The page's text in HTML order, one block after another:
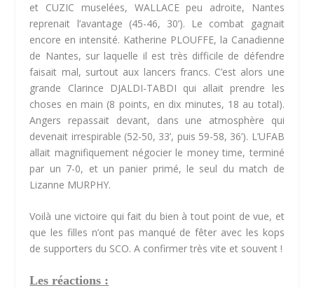
et CUZIC muselées, WALLACE peu adroite, Nantes
reprenait l’avantage (45-46, 30’). Le combat gagnait
encore en intensité. Katherine PLOUFFE, la Canadienne
de Nantes, sur laquelle il est très difficile de défendre
faisait mal, surtout aux lancers francs. C’est alors une
grande Clarince DJALDI-TABDI qui allait prendre les
choses en main (8 points, en dix minutes, 18 au total).
Angers repassait devant, dans une atmosphère qui
devenait irrespirable (52-50, 33’, puis 59-58, 36’). L’UFAB
allait magnifiquement négocier le money time, terminé
par un 7-0, et un panier primé, le seul du match de
Lizanne MURPHY.
Voilà une victoire qui fait du bien à tout point de vue, et
que les filles n’ont pas manqué de fêter avec les kops
de supporters du SCO. A confirmer très vite et souvent !
Les réactions :